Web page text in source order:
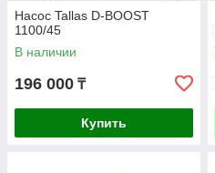
Насос Tallas D-BOOST
1100/45
В наличии
196 000 ₸
Купить